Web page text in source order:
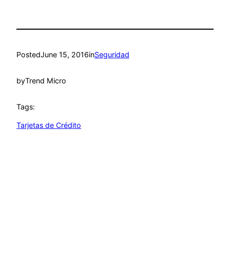
PostedJune 15, 2016inSeguridad
byTrend Micro
Tags:
Tarjetas de Crédito